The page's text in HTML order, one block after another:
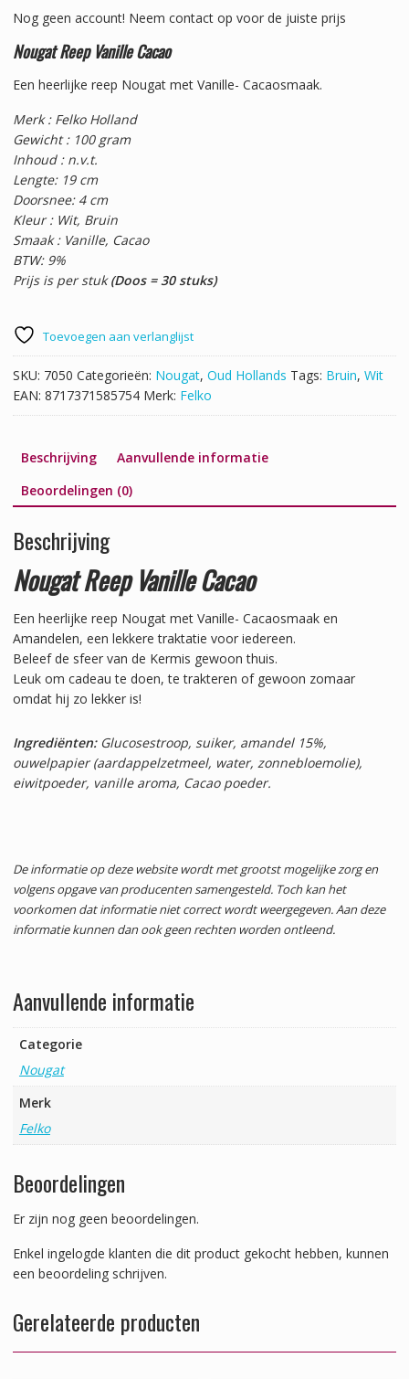
Nog geen account! Neem contact op voor de juiste prijs
Nougat Reep Vanille Cacao
Een heerlijke reep Nougat met Vanille- Cacaosmaak.
Merk : Felko Holland
Gewicht : 100 gram
Inhoud : n.v.t.
Lengte: 19 cm
Doorsnee: 4 cm
Kleur : Wit, Bruin
Smaak : Vanille, Cacao
BTW: 9%
Prijs is per stuk(Doos = 30 stuks)
Toevoegen aan verlanglijst
SKU: 7050 Categorieën: Nougat, Oud Hollands Tags: Bruin, Wit
EAN: 8717371585754 Merk: Felko
Beschrijving
Aanvullende informatie
Beoordelingen (0)
Beschrijving
Nougat Reep Vanille Cacao
Een heerlijke reep Nougat met Vanille- Cacaosmaak en
Amandelen, een lekkere traktatie voor iedereen.
Beleef de sfeer van de Kermis gewoon thuis.
Leuk om cadeau te doen, te trakteren of gewoon zomaar
omdat hij zo lekker is!
Ingrediënten:Glucosestroop, suiker, amandel 15%,
ouwelpapier (aardappelzetmeel, water, zonnebloemolie),
eiwitpoeder, vanille aroma, Cacao poeder.
De informatie op deze website wordt met grootst mogelijke zorg en
volgens opgave van producenten samengesteld. Toch kan het
voorkomen dat informatie niet correct wordt weergegeven. Aan deze
informatie kunnen dan ook geen rechten worden ontleend.
Aanvullende informatie
Categorie
Nougat
Merk
Felko
Beoordelingen
Er zijn nog geen beoordelingen.
Enkel ingelogde klanten die dit product gekocht hebben, kunnen
een beoordeling schrijven.
Gerelateerde producten